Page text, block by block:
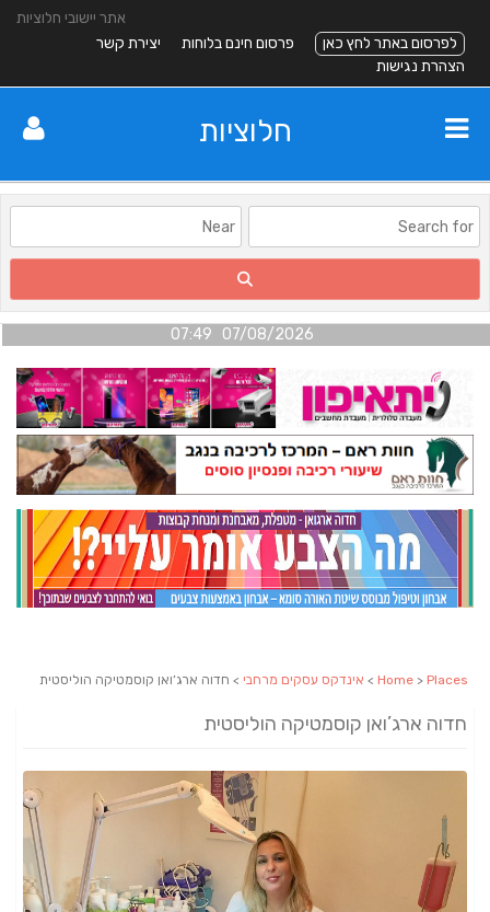
אתר יישובי חלוציות
לפרסום באתר לחץ כאן
פרסום חינם בלוחות
יצירת קשר
הצהרת נגישות
חלוציות
07/08/2026 07:49
Home > Places
> אינדקס עסקים מרחבי > חדוה ארג’ואן קוסמטיקה הוליסטית
חדוה ארג’ואן קוסמטיקה הוליסטית